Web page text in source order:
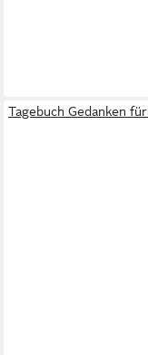
Tagebuch Gedanken